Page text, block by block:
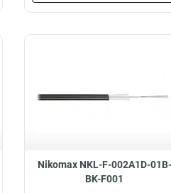
Nikomax NKL-F-002A1D-01B-
BK-F001